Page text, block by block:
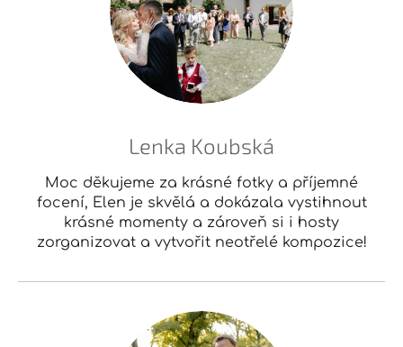
Lenka Koubská
Moc děkujeme za krásné fotky a příjemné
focení, Elen je skvělá a dokázala vystihnout
krásné momenty a zároveň si i hosty
zorganizovat a vytvořit neotřelé kompozice!